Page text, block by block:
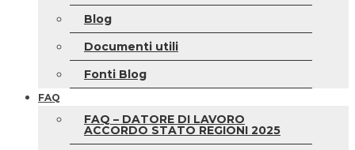
Blog
Documenti utili
Fonti Blog
FAQ
FAQ – DATORE DI LAVORO
ACCORDO STATO REGIONI 2025